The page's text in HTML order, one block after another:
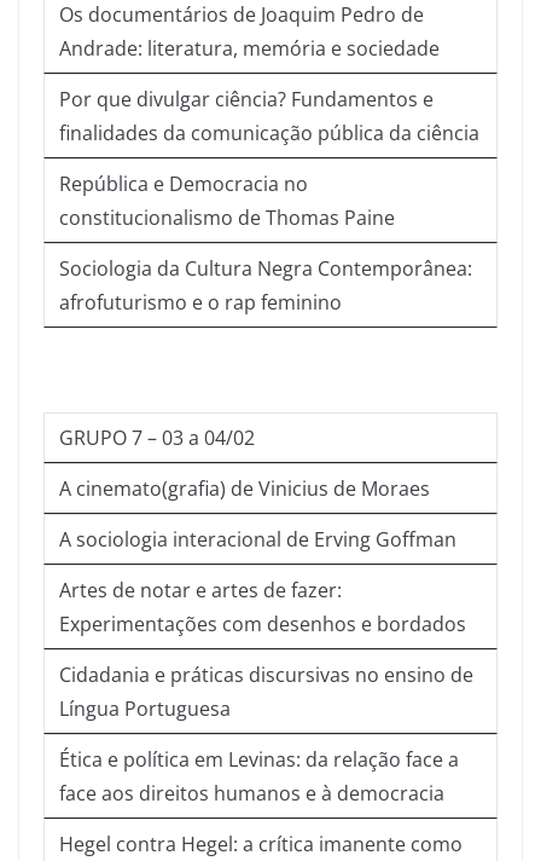
Os documentários de Joaquim Pedro de
Andrade: literatura, memória e sociedade
Por que divulgar ciência? Fundamentos e
finalidades da comunicação pública da ciência
República e Democracia no
constitucionalismo de Thomas Paine
Sociologia da Cultura Negra Contemporânea:
afrofuturismo e o rap feminino
GRUPO 7 – 03 a 04/02
A cinemato(grafia) de Vinicius de Moraes
A sociologia interacional de Erving Goffman
Artes de notar e artes de fazer:
Experimentações com desenhos e bordados
Cidadania e práticas discursivas no ensino de
Língua Portuguesa
Ética e política em Levinas: da relação face a
face aos direitos humanos e à democracia
Hegel contra Hegel: a crítica imanente como